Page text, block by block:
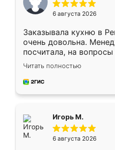
6 августа 2026
Заказывала кухню в
очень довольна.
посчитала, на вопросы
Замерщик приехал в
делу со всей
за день, ребята
Читать полностью
Игорь М.
6 августа 2026